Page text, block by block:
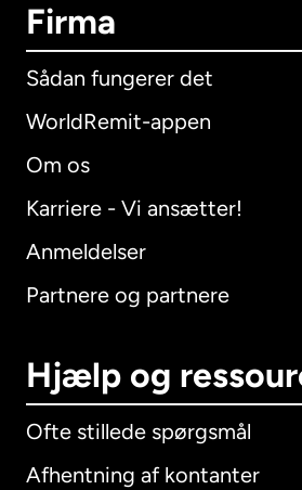
Firma
Sådan fungerer det
WorldRemit-appen
Om os
Karriere - Vi ansætter!
Anmeldelser
Partnere og partnere
Hjælp og
Ofte stillede spørgsmål
Afhentning af kontanter